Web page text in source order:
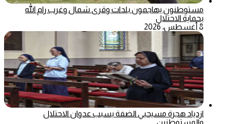
مستوطنون يهاجمون بلدات وقرى شمال وغرب رام الله
بحماية الاحتلال
8 أغسطس، 2026
ازدياد هجرة مسيحيي الضفة بسبب عدوان الاحتلال